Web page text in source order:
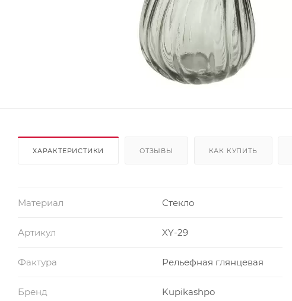
ХАРАКТЕРИСТИКИ ОТЗЫВЫ КАК КУПИТЬ
Материал Стекло
Артикул XY-29
Фактура Рельефная глянцевая
Бренд Kupikashpo